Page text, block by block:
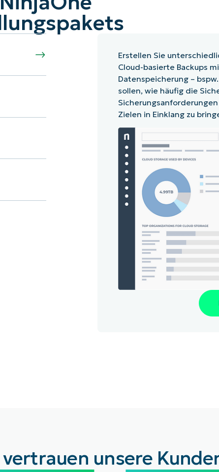
Erstellen Sie
Cloud-basierte Backups
Datenspeicherung –
sollen, wie häufig die
Zielen in Einklang zu
NinjaOne
unsere
Backup that's always there. Try free.
First
name*
Business
email*
number*
Company
name*